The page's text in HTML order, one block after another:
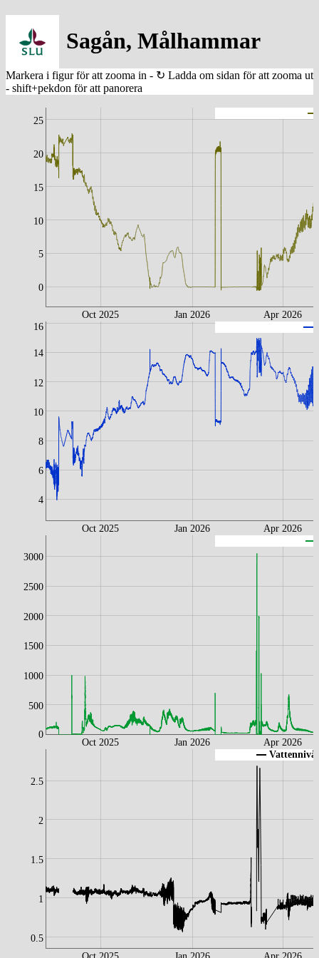
Sagån, Målhammar
0
5
10
15
20
25
Oct 2025 Jan 2026
Apr 2026
4
6
8
10
12
14
16
Oct 2025 Jan 2026
Apr 2026
0
500
1000
1500
2000
2500
3000
Oct 2025 Jan 2026
Apr 2026
Vattennivå
0.5
1
1.5
2
2.5